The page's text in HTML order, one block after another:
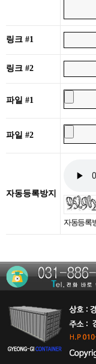
링크 #1
링크 #2
파일 #1
파일 #2
자동등록방지
자동등록